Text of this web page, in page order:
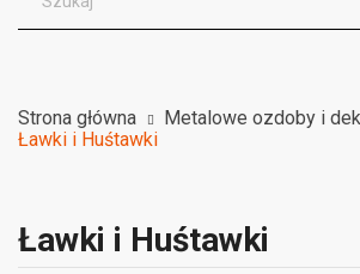
Strona główna
Metalowe ozdoby i
Ławki i Huśtawki
Ławki i Huśtawki